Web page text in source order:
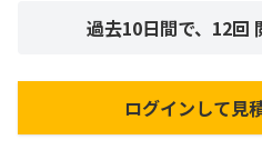
過去10日間で、 12回
ログインして見